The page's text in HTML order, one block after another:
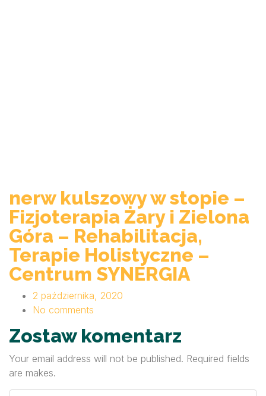
nerw kulszowy w stopie –
Fizjoterapia Żary i Zielona
Góra – Rehabilitacja,
Terapie Holistyczne –
Centrum SYNERGIA
2 października, 2020
No comments
Zostaw komentarz
Your email address will not be published. Required fields
are makes.